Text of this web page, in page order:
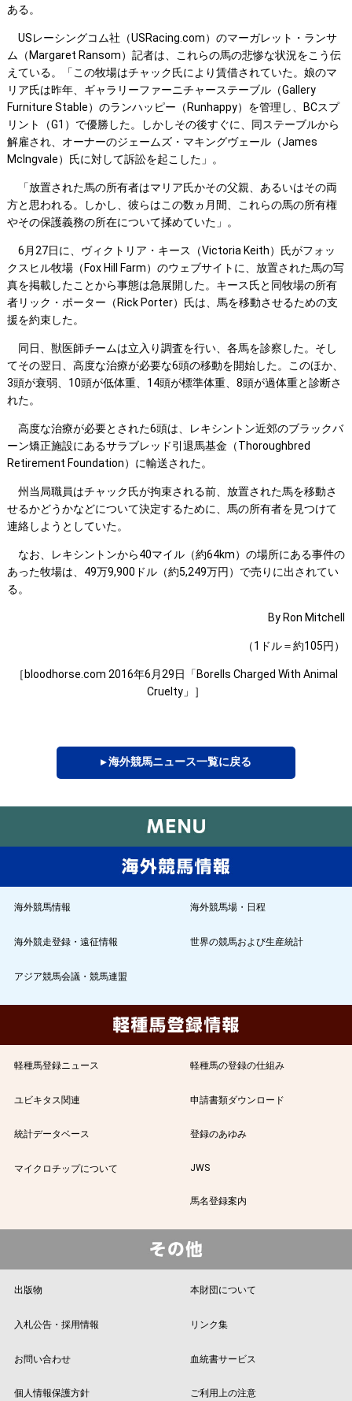
ある。
USレーシングコム社（USRacing.com）のマーガレット・ランサ
ム（Margaret Ransom）記者は、これらの馬の悲惨な状況をこう伝
えている。「この牧場はチャック氏により賃借されていた。娘のマ
リア氏は昨年、ギャラリーファーニチャーステーブル（Gallery
Furniture Stable）のランハッピー（Runhappy）を管理し、BCスプ
リント（G1）で優勝した。しかしその後すぐに、同ステーブルから
解雇され、オーナーのジェームズ・マキングヴェール（James
McIngvale）氏に対して訴訟を起こした」。
「放置された馬の所有者はマリア氏かその父親、あるいはその両
方と思われる。しかし、彼らはこの数ヵ月間、これらの馬の所有権
やその保護義務の所在について揉めていた」。
6月27日に、ヴィクトリア・キース（Victoria Keith）氏がフォッ
クスヒル牧場（Fox Hill Farm）のウェブサイトに、放置された馬の写
真を掲載したことから事態は急展開した。キース氏と同牧場の所有
者リック・ポーター（Rick Porter）氏は、馬を移動させるための支
援を約束した。
同日、獣医師チームは立入り調査を行い、各馬を診察した。そし
てその翌日、高度な治療が必要な6頭の移動を開始した。このほか、
3頭が衰弱、10頭が低体重、14頭が標準体重、8頭が過体重と診断さ
れた。
高度な治療が必要とされた6頭は、レキシントン近郊のブラックバ
ーン矯正施設にあるサラブレッド引退馬基金（Thoroughbred
Retirement Foundation）に輸送された。
州当局職員はチャック氏が拘束される前、放置された馬を移動さ
せるかどうかなどについて決定するために、馬の所有者を見つけて
連絡しようとしていた。
なお、レキシントンから40マイル（約64km）の場所にある事件の
あった牧場は、49万9,900ドル（約5,249万円）で売りに出されてい
る。
By Ron Mitchell
（1ドル＝約105円）
［bloodhorse.com 2016年6月29日「Borells Charged With Animal
Cruelty」］
▸ 海外競馬ニュース一覧に戻る
海外競馬情報 海外競馬場・日程
海外競走登録・遠征情報 世界の競馬および生産統計
アジア競馬会議・競馬連盟
軽種馬登録ニュース 軽種馬の登録の仕組み
ユビキタス関連 申請書類ダウンロード
統計データベース 登録のあゆみ
マイクロチップについて JWS
馬名登録案内
出版物 本財団について
入札公告・採用情報 リンク集
お問い合わせ 血統書サービス
個人情報保護方針 ご利用上の注意